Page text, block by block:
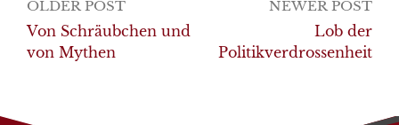
Post
navigation
OLDER POST
Von Schräubchen und
von Mythen
NEWER POST
Lob der
Politikverdrossenheit